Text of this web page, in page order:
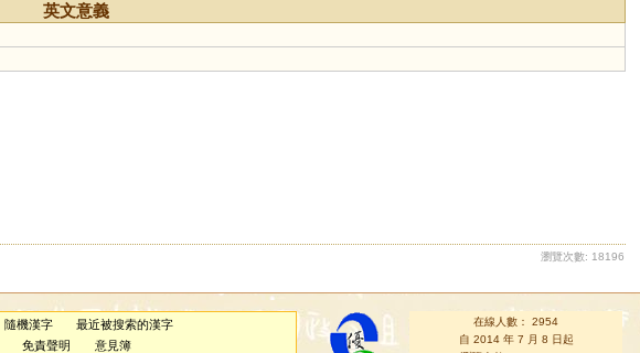
英文意義
瀏覽次數: 18196
隨機漢字
最近被搜索的漢字
免責聲明 意見簿
在線人數： 2954
自 2014 年 7 月 8 日起